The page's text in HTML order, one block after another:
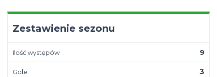
Zestawienie sezonu
Ilość występów 9
Gole 3